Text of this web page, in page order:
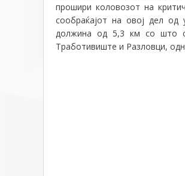
прошири коловозот на
сообраќајот на овој дел
должина од 5,3 км со што
Тработивиште и Разловци,